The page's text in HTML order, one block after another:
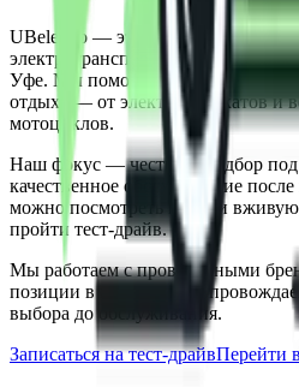
UBelectro — это
электротранспорта в
Уфе. Мы помогаем выбрать
отдыха — от электросамокатов и
мотоциклов.
Наш фокус — честный подбор под
качественное обслуживание
можно посмотреть модели
пройти тест‑драйв.
Мы работаем с проверенными
позиции в наличии и
выбора до обслуживания.
Записаться на тест‑драйвПерейти